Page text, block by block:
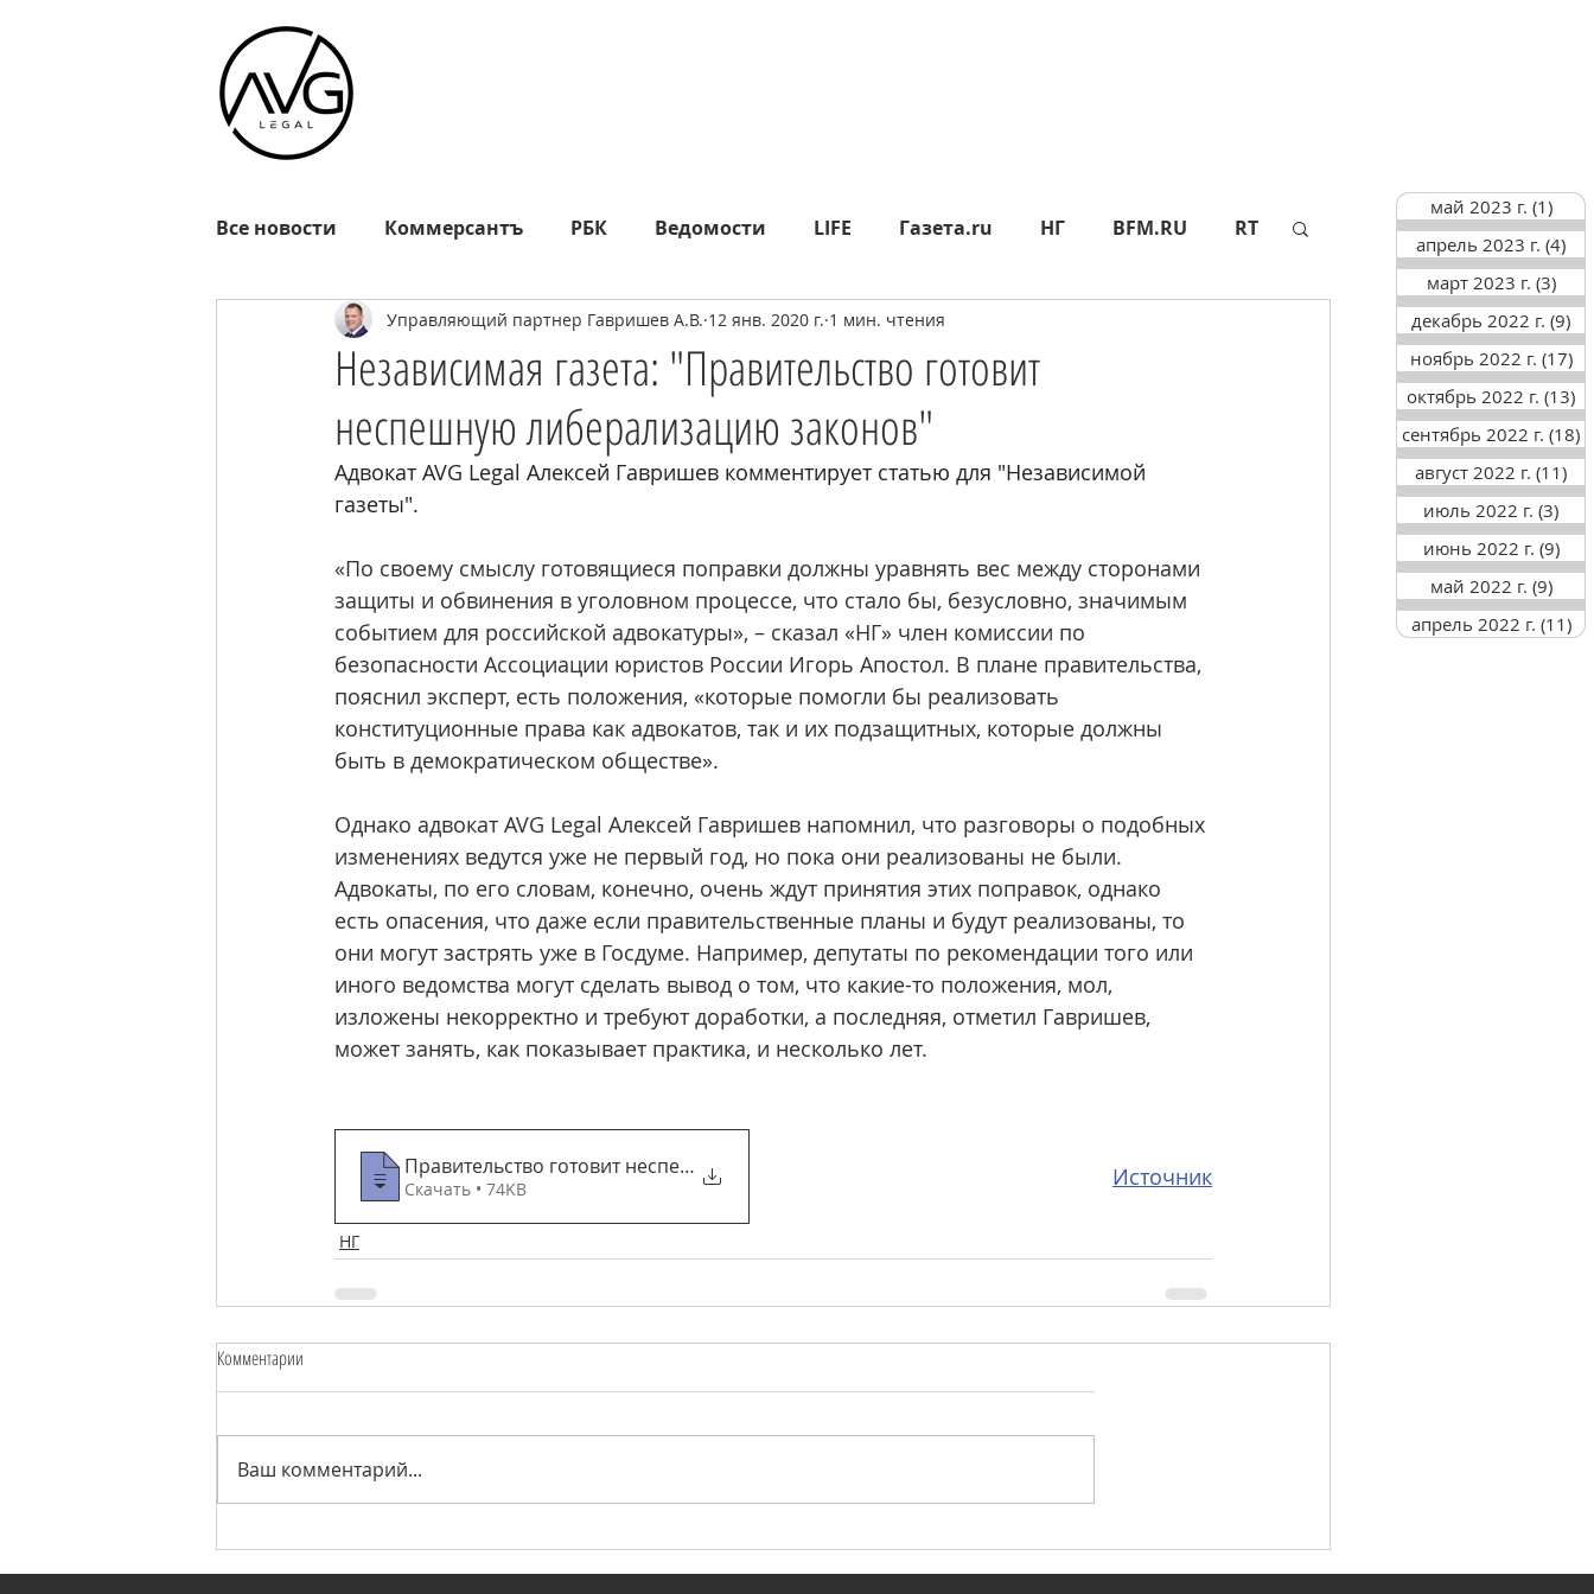
Все новости Коммерсантъ РБК Ведомости LIFE Газета.ru НГ BFM.RU RT
Известия РГ Взгляд Москва24 СП Прайм Metro
Октагон EADaily Republic Rusbankrot Вести.ru
News.ru
Независимая газета: "Правительство готовит
неспешную либерализацию законов"
Управляющий партнер Гавришев А.В. 12 янв. 2020 г. 1 мин. чтения
Адвокат AVG Legal Алексей Гавришев комментирует статью для "Независимой
газеты".
«По своему смыслу готовящиеся поправки должны уравнять вес между сторонами
защиты и обвинения в уголовном процессе, что стало бы, безусловно, значимым
событием для российской адвокатуры», – сказал «НГ» член комиссии по
безопасности Ассоциации юристов России Игорь Апостол. В плане правительства,
пояснил эксперт, есть положения, «которые помогли бы реализовать
конституционные права как адвокатов, так и их подзащитных, которые должны
быть в демократическом обществе».
Однако адвокат AVG Legal Алексей Гавришев напомнил, что разговоры о подобных
изменениях ведутся уже не первый год, но пока они реализованы не были.
Адвокаты, по его словам, конечно, очень ждут принятия этих поправок, однако
есть опасения, что даже если правительственные планы и будут реализованы, то
они могут застрять уже в Госдуме. Например, депутаты по рекомендации того или
иного ведомства могут сделать вывод о том, что какие-то положения, мол,
изложены некорректно и требуют доработки, а последняя, отметил Гавришев,
может занять, как показывает практика, и несколько лет.
Правительство готовит неспешную либерали
Скачать • 74KB Источник
НГ
Комментарии
Ваш комментарий...
май 2023 г. (1)1
апрель 2023 г. (4)
март 2023 г. (3)3
декабрь 2022 г. (9)
ноябрь 2022 г. (17)
октябрь 2022 г. (13)
сентябрь 2022 г. (18)
август 2022 г. (11)
июль 2022 г. (3)
июнь 2022 г. (9)9
май 2022 г. (9)9
апрель 2022 г. (11)